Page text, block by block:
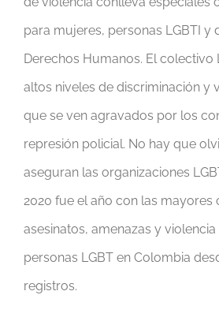
para mujeres, personas LGBTI y
Derechos Humanos. El colectivo
altos niveles de discriminación y
que se ven agravados por los
represión policial. No hay que
aseguran las organizaciones
2020 fue el año con las mayores
asesinatos, amenazas y
personas LGBT en Colombia
registros.